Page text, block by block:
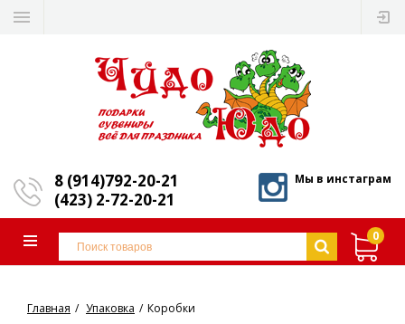
8 (914)792-20-21
(423) 2-72-20-21
Мы в инстаграм
0
Главная Упаковка Коробки